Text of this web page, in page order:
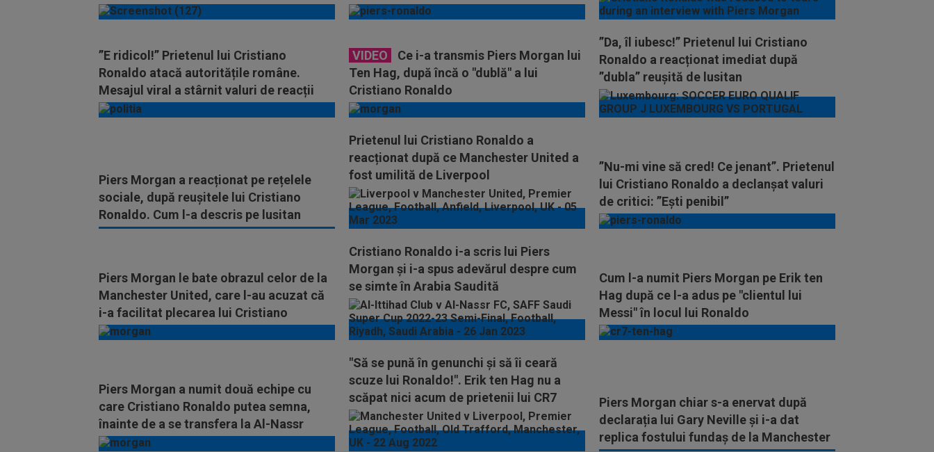
jucătoare
”E ridicol!” Prietenul lui Cristiano
Ronaldo atacă autoritățile române.
Mesajul viral a stârnit valuri de reacții
VIDEO
Ce i-a transmis Piers Morgan lui
Ten Hag, după încă o "dublă" a lui
Cristiano Ronaldo
”Da, îl iubesc!” Prietenul lui Cristiano
Ronaldo a reacționat imediat după
”dubla” reușită de lusitan
Piers Morgan a reacționat pe rețelele
sociale, după reușitele lui Cristiano
Ronaldo. Cum l-a descris pe lusitan
Prietenul lui Cristiano Ronaldo a
reacționat după ce Manchester United a
fost umilită de Liverpool
”Nu-mi vine să cred! Ce jenant”. Prietenul
lui Cristiano Ronaldo a declanșat valuri
de critici: ”Ești penibil”
Piers Morgan le bate obrazul celor de la
Manchester United, care l-au acuzat că
i-a facilitat plecarea lui Cristiano
Ronaldo
Cristiano Ronaldo i-a scris lui Piers
Morgan și i-a spus adevărul despre cum
se simte în Arabia Saudită
Cum l-a numit Piers Morgan pe Erik ten
Hag după ce l-a adus pe "clientul lui
Messi" în locul lui Ronaldo
Piers Morgan a numit două echipe cu
care Cristiano Ronaldo putea semna,
înainte de a se transfera la Al-Nassr
"Să se pună în genunchi și să îi ceară
scuze lui Ronaldo!". Erik ten Hag nu a
scăpat nici acum de prietenii lui CR7
Piers Morgan chiar s-a enervat după
declarația lui Gary Neville și i-a dat
replica fostului fundaș de la Manchester